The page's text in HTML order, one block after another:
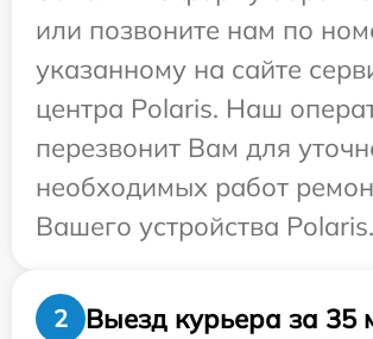
или позвоните нам по
указанному на сайте
центра Polaris. Наш
перезвонит Вам для
необходимых работ
Вашего устройства Polaris.
2 Выезд курьера за 35